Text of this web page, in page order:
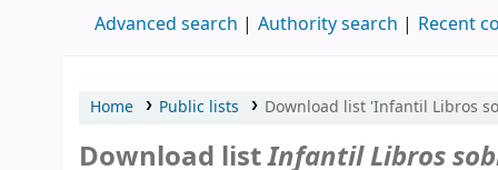
Advanced search Authority search Recent
Home Public lists Download list 'Infantil Libros
Download listInfantil Libros